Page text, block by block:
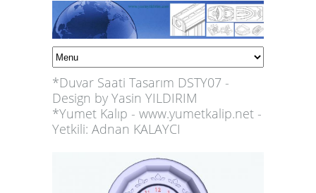
*Duvar Saati Tasarım DSTY07 -
Design by Yasin YILDIRIM
*Yumet Kalıp - www.yumetkalip.net -
Yetkili: Adnan KALAYCI